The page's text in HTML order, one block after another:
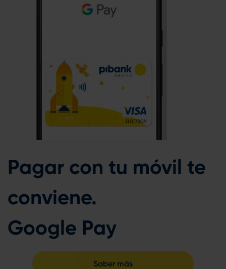
Pagar con tu móvil te
conviene.
Google Pay
Saber más